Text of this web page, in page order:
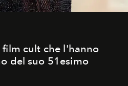
film cult che l'hanno
del suo 51esimo